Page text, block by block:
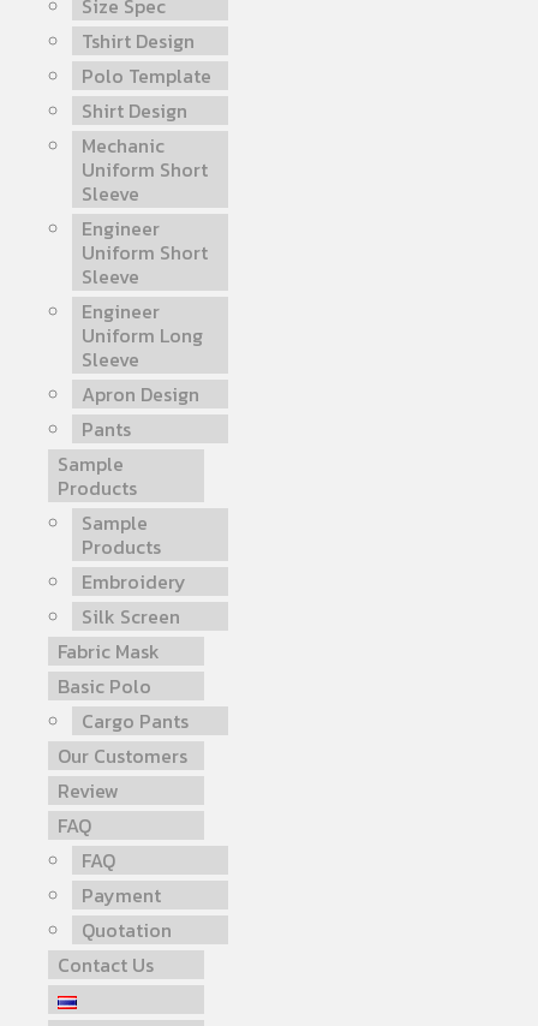
Size Spec
Tshirt Design
Polo Template
Shirt Design
Mechanic
Uniform Short
Sleeve
Engineer
Uniform Short
Sleeve
Engineer
Uniform Long
Sleeve
Apron Design
Pants
Sample
Products
Sample
Products
Embroidery
Silk Screen
Fabric Mask
Basic Polo
Cargo Pants
Our Customers
Review
FAQ
FAQ
Payment
Quotation
Contact Us